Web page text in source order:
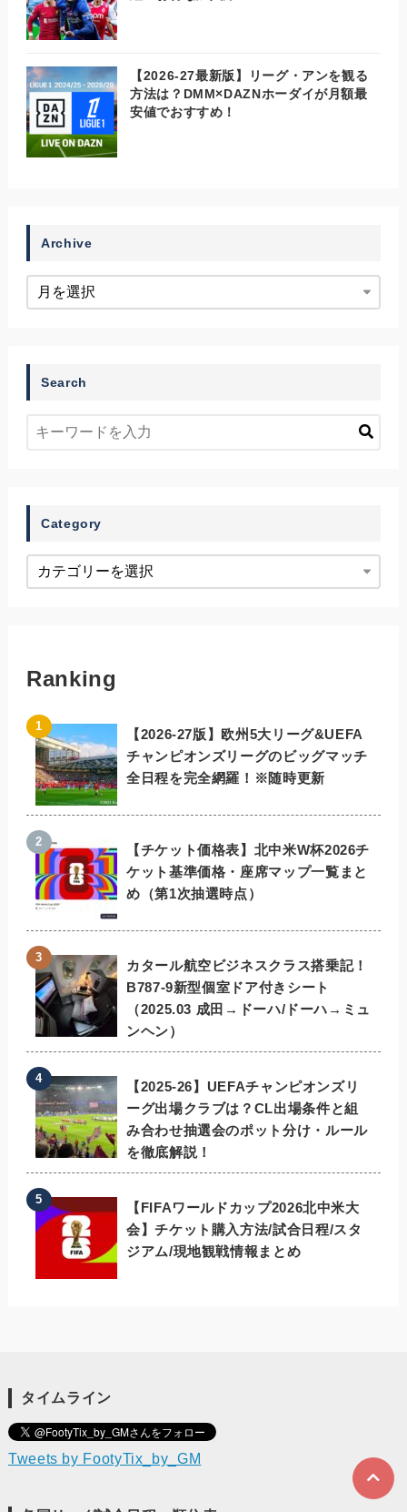
【2026-27最新版】リーグ・アンを観る
方法は？DMM×DAZNホーダイが月額最
安値でおすすめ！
Archive
Search
Category
Ranking
【2026-27版】欧州5大リーグ&UEFA
チャンピオンズリーグのビッグマッチ
全日程を完全網羅！※随時更新
【チケット価格表】北中米W杯2026チ
ケット基準価格・座席マップ一覧まと
め（第1次抽選時点）
カタール航空ビジネスクラス搭乗記！
B787-9新型個室ドア付きシート
（2025.03 成田→ドーハ/ドーハ→ミュ
ンヘン）
【2025-26】UEFAチャンピオンズリ
ーグ出場クラブは？CL出場条件と組
み合わせ抽選会のポット分け・ルール
を徹底解説！
【FIFAワールドカップ2026北中米大
会】チケット購入方法/試合日程/スタ
ジアム/現地観戦情報まとめ
タイムライン
Tweets by FootyTix_by_GM